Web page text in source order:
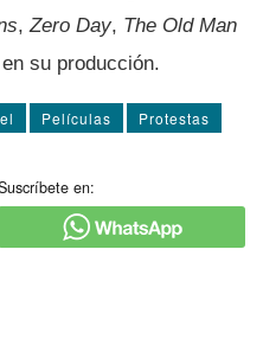
, Zero Day, The Old Man
su producción.
Pelí­culas Protestas
en: